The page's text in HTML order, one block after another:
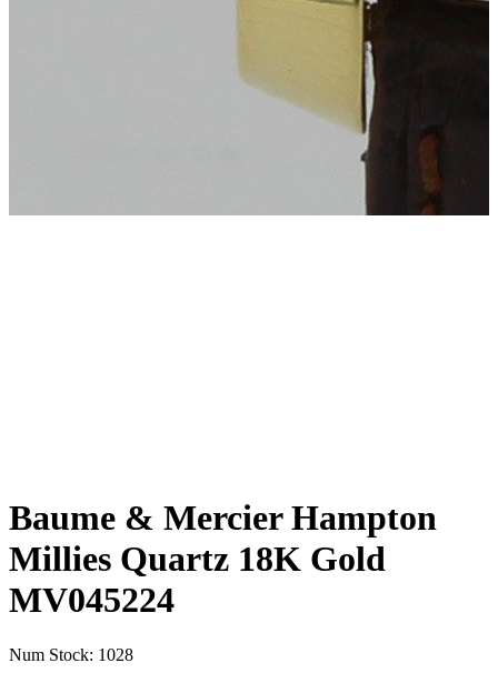
Baume & Mercier Hampton
Millies Quartz 18K Gold
MV045224
Num Stock: 1028